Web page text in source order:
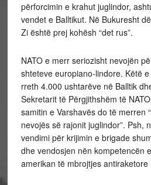
përforcimin e krahut juglindor,
vendet e Balltikut. Në Bukuresht
Zi është prej kohësh “det rus”.
NATO e merr seriozisht nevojën
shteteve europiano-lindore. Këtë
rreth 4.000 ushtarëve në Balltik
Sekretarit të Përgjithshëm të
samitin e Varshavës do të merren
nevojës së rajonit juglindor”. Psh,
vendimi për krijimin e brigade
dhe vendosjen nën kompetencën
amerikan të mbrojtjes